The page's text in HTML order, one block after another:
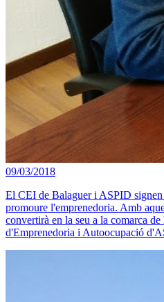
09/03/2018
El CEI de Balaguer i ASPID
promoure l'emprenedoria. Amb
convertirà en la seu a la comarca
d'Emprenedoria i Autoocupació